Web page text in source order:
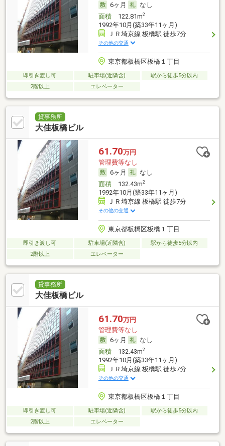
6ヶ月
なし
面積122.81m2
1992年10月(築33年11ヶ月)
ＪＲ埼京線 板橋駅 徒歩7分
その他の交通
東京都板橋区板橋１丁目
即引き渡し可 駐車場(近隣含)
駅から徒歩5分以内
2階以上
エレベーター
貸事務所
大佳板橋ビル
61.70万円
管理費等なし
6ヶ月
なし
面積132.43m2
1992年10月(築33年11ヶ月)
ＪＲ埼京線 板橋駅 徒歩7分
その他の交通
東京都板橋区板橋１丁目
即引き渡し可 駐車場(近隣含)
駅から徒歩5分以内
2階以上
エレベーター
貸事務所
大佳板橋ビル
61.70万円
管理費等なし
6ヶ月
なし
面積132.43m2
1992年10月(築33年11ヶ月)
ＪＲ埼京線 板橋駅 徒歩7分
その他の交通
東京都板橋区板橋１丁目
即引き渡し可 駐車場(近隣含)
駅から徒歩5分以内
2階以上
エレベーター